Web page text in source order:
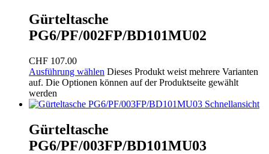
Gürteltasche
PG6/PF/002FP/BD101MU02
CHF 107.00
Ausführung wählen Dieses Produkt weist mehrere Varianten
auf. Die Optionen können auf der Produktseite gewählt
werden
Schnellansicht
Gürteltasche
PG6/PF/003FP/BD101MU03